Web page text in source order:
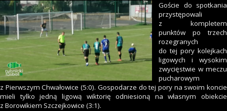
Goście do spotkania
przystępowali
z kompletem
punktów po trzech
rozegranych
do tej pory kolejkach
ligowych i wysokim
zwycięstwie w meczu
pucharowym
z Pierwszym Chwałowice (5:0). Gospodarze do tej pory na swoim koncie
mieli tylko jedną ligową wiktorię odniesioną na własnym obiekcie
z Borowikiem Szczejkowice (3:1).